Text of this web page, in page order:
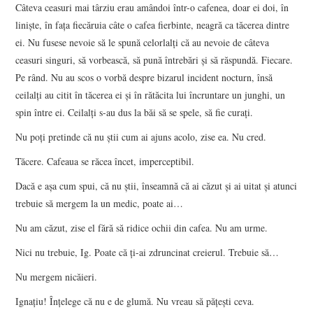
Câteva ceasuri mai târziu erau amândoi într-o cafenea, doar ei doi, în
linişte, în faţa fiecăruia câte o cafea fierbinte, neagră ca tăcerea dintre
ei. Nu fusese nevoie să le spună celorlalţi că au nevoie de câteva
ceasuri singuri, să vorbească, să pună întrebări şi să răspundă. Fiecare.
Pe rând. Nu au scos o vorbă despre bizarul incident nocturn, însă
ceilalţi au citit în tăcerea ei şi în rătăcita lui încruntare un junghi, un
spin între ei. Ceilalţi s-au dus la băi să se spele, să fie curaţi.
Nu poţi pretinde că nu ştii cum ai ajuns acolo, zise ea. Nu cred.
Tăcere. Cafeaua se răcea încet, imperceptibil.
Dacă e aşa cum spui, că nu ştii, înseamnă că ai căzut şi ai uitat şi atunci
trebuie să mergem la un medic, poate ai…
Nu am căzut, zise el fără să ridice ochii din cafea. Nu am urme.
Nici nu trebuie, Ig. Poate că ţi-ai zdruncinat creierul. Trebuie să…
Nu mergem nicăieri.
Ignaţiu! Înţelege că nu e de glumă. Nu vreau să păţeşti ceva.